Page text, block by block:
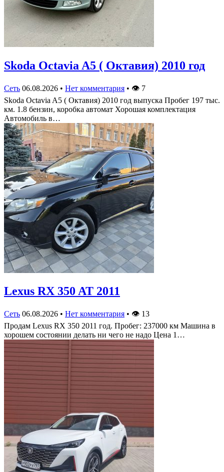
Skoda Octavia A5 ( Октавия) 2010 год
Сеть 06.08.2026 • Нет комментария • 👁 7
Skoda Octavia A5 ( Октавия) 2010 год выпуска Пробег 197 тыс.
км. 1.8 бензин, коробка автомат Хорошая комплектация
Автомобиль в…
Lexus RX 350 AT 2011
Сеть 06.08.2026 • Нет комментария • 👁 13
Продам Lexus RX 350 2011 год. Пробег: 237000 км Машина в
хорошем состоянии делать ни чего не надо Цена 1…